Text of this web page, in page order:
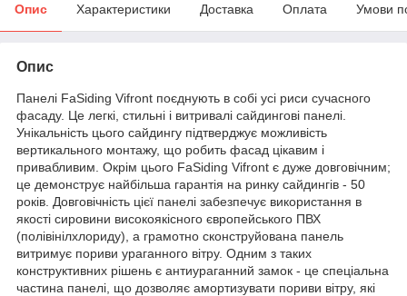
Опис Характеристики Доставка Оплата Умови
Опис
Панелі FaSiding Vifront поєднують в собі усі риси сучасного
фасаду. Це легкі, стильні і витривалі сайдингові панелі.
Унікальність цього сайдингу підтверджує можливість
вертикального монтажу, що робить фасад цікавим і
привабливим. Окрім цього FaSiding Vifront є дуже довговічним;
це демонструє найбільша гарантія на ринку сайдингів - 50
років. Довговічність цієї панелі забезпечує використання в
якості сировини високоякісного європейського ПВХ
(полівінілхлориду), а грамотно сконструйована панель
витримує пориви ураганного вітру. Одним з таких
конструктивних рішень є антиураганний замок - це спеціальна
частина панелі, що дозволяє амортизувати пориви вітру, які